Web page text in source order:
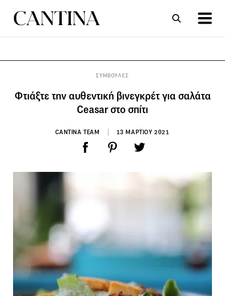
ΣΥΜΒΟΥΛΕΣ
Φτιάξτε την αυθεντική βινεγκρέτ για σαλάτα
Ceasar στο σπίτι
CANTINA TEAM 13 ΜΑΡΤΙΟΥ 2021